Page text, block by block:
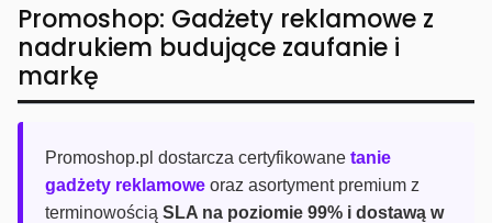
Promoshop: Gadżety reklamowe z
nadrukiem budujące zaufanie i
markę
Promoshop.pl dostarcza certyfikowane tanie
gadżety reklamowe oraz asortyment premium z
terminowością SLA na poziomie 99% i dostawą w